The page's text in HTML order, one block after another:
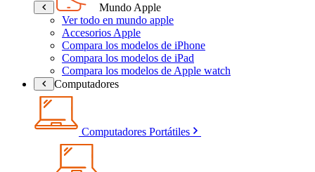
Mundo Apple
Ver todo en mundo apple
Accesorios Apple
Compara los modelos de iPhone
Compara los modelos de iPad
Compara los modelos de Apple watch
Computadores
Computadores Portátiles